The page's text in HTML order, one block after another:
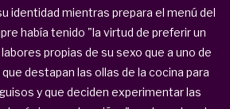
identidad mientras prepara el menú del
había tenido "la virtud de preferir un
propias de su sexo que a uno de
destapan las ollas de la cocina para
y que deciden experimentar las